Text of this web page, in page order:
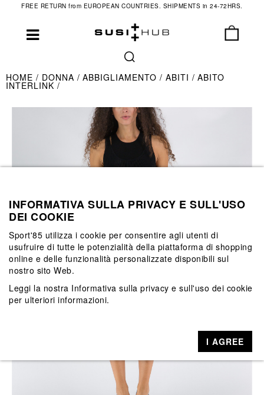
FREE RETURN from EUROPEAN COUNTRIES. SHIPMENTS in 24-72HRS.
HOME DONNA ABBIGLIAMENTO ABITI ABITO
INTERLINK
INFORMATIVA SULLA PRIVACY E SULL'USO
DEI COOKIE
Sport'85 utilizza i cookie per consentire agli utenti di
usufruire di tutte le potenzialità della piattaforma di shopping
online e delle funzionalità personalizzate disponibili sul
nostro sito Web.
Leggi la nostra Informativa sulla privacy e sull'uso dei cookie
per ulteriori informazioni.
I AGREE